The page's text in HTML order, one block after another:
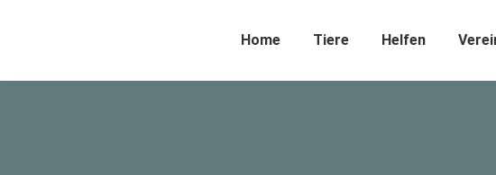
Home Tiere Helfen